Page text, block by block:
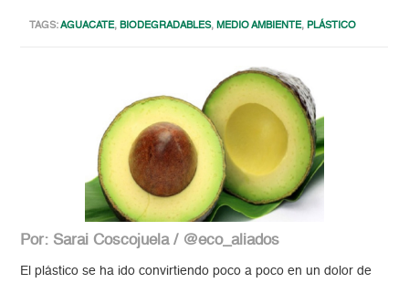
TAGS:AGUACATE,BIODEGRADABLES,MEDIO AMBIENTE, PLÁSTICO
Por: Sarai Coscojuela / @eco_aliados
El plástico se ha ido convirtiendo poco a poco en un dolor de